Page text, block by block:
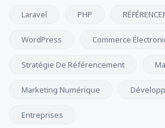
Laravel PHP
WordPress Commerce
Stratégie De Référencement
Marketing Numérique
Entreprises